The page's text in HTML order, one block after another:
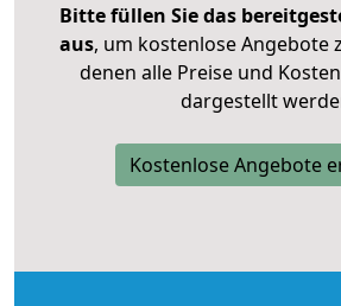
Bitte füllen Sie das
aus, um kostenlose Angebote
denen alle Preise und
dargestellt
Kostenlose Angebote